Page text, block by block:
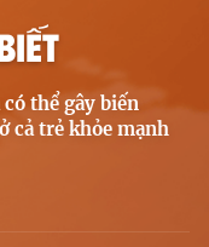
thể gây biến
cả trẻ khỏe mạnh